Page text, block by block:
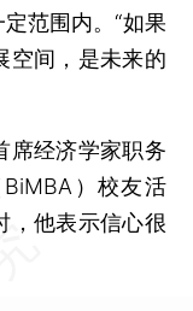
范围内。“如果
空间，是未来的
经济学家职务
）校友活
，他表示信心很